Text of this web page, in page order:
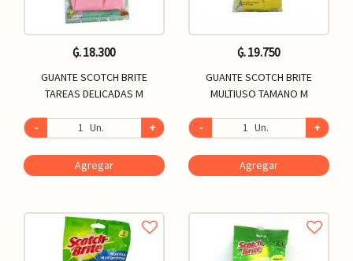
₲. 18.300
GUANTE SCOTCH BRITE
TAREAS DELICADAS M
- Un. +
Agregar
₲. 19.750
GUANTE SCOTCH BRITE
MULTIUSO TAMANO M
- Un. +
Agregar